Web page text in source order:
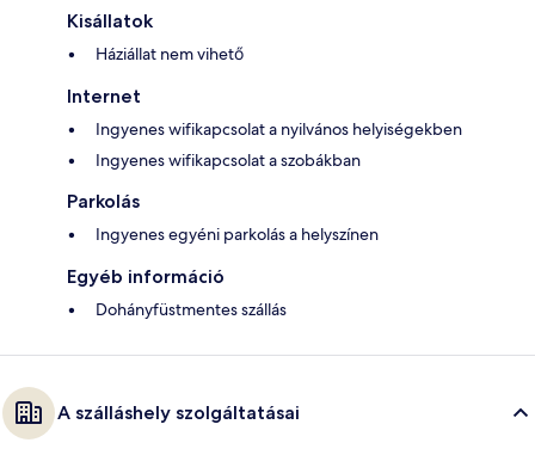
Kisállatok
Háziállat nem vihető
Internet
Ingyenes wifikapcsolat a nyilvános helyiségekben
Ingyenes wifikapcsolat a szobákban
Parkolás
Ingyenes egyéni parkolás a helyszínen
Egyéb információ
Dohányfüstmentes szállás
A szálláshely szolgáltatásai